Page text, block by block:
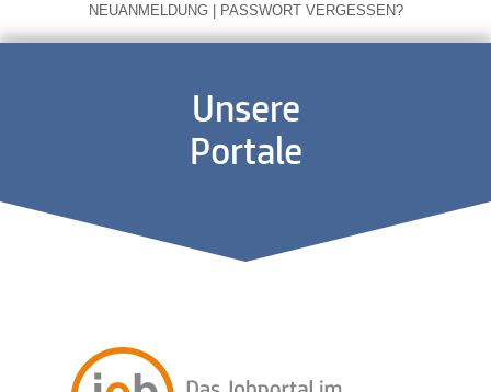
NEUANMELDUNG | PASSWORT VERGESSEN?
Unsere
Portale